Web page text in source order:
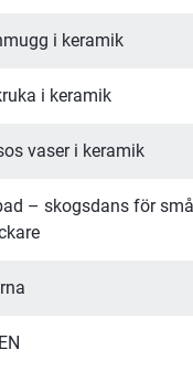
i keramik
i keramik
vaser i keramik
– skogsdans för små